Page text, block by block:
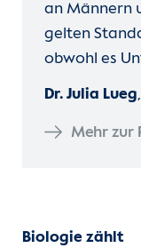
an Männern
gelten
obwohl es
Dr. Julia Lueg
Mehr zur
Biologie zählt